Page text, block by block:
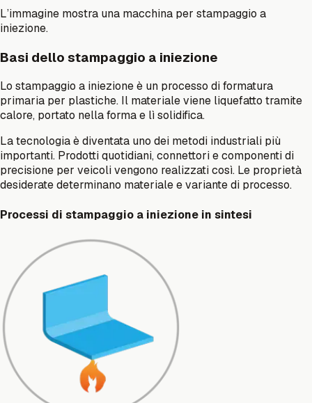
L’immagine mostra una macchina per stampaggio a
iniezione.
Basi dello stampaggio a iniezione
Lo stampaggio a iniezione è un processo di formatura
primaria per plastiche. Il materiale viene liquefatto tramite
calore, portato nella forma e lì solidifica.
La tecnologia è diventata uno dei metodi industriali più
importanti. Prodotti quotidiani, connettori e componenti di
precisione per veicoli vengono realizzati così. Le proprietà
desiderate determinano materiale e variante di processo.
Processi di stampaggio a iniezione in sintesi